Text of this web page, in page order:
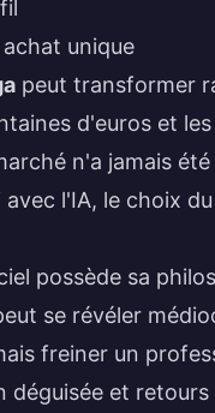
unique
peut transformer
d'euros et
n'a jamais
l'IA, le choix
possède sa
se révéler
freiner un
et